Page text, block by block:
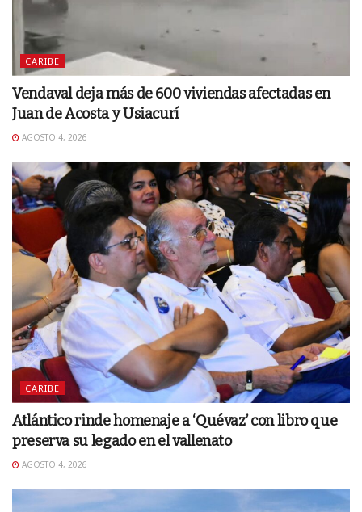
CARIBE
Vendaval deja más de 600 viviendas afectadas en
Juan de Acosta y Usiacurí
AGOSTO 4, 2026
CARIBE
Atlántico rinde homenaje a ‘Quévaz’ con libro que
preserva su legado en el vallenato
AGOSTO 4, 2026